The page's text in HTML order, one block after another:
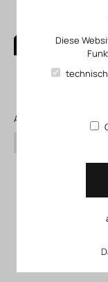
Alle Produkte
Diese